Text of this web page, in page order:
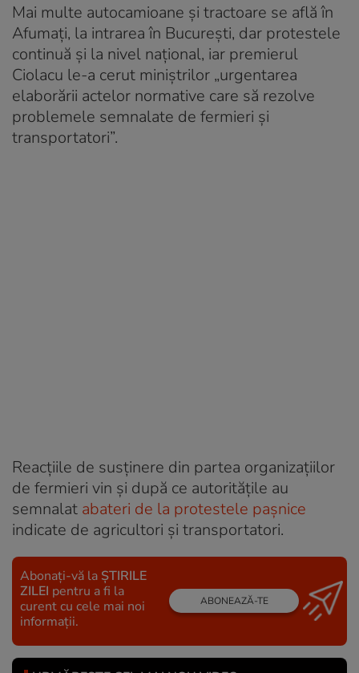
Mai multe autocamioane și tractoare se află în
Afumaţi, la intrarea în București, dar protestele
continuă și la nivel național, iar premierul
Ciolacu le-a cerut miniștrilor „urgentarea
elaborării actelor normative care să rezolve
problemele semnalate de fermieri și
transportatori”.
Reacțiile de susținere din partea organizațiilor
de fermieri vin și după ce autoritățile au
semnalat abateri de la protestele pașnice
indicate de agricultori și transportatori.
Abonați-vă la ȘTIRILE
ZILEI pentru a fi la
curent cu cele mai noi
informații.
ABONEAZĂ-TE